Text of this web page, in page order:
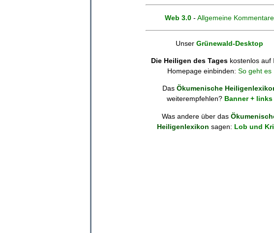
Web 3.0 - Allgemeine Kommentare
Unser Grünewald-Desktop
Die Heiligen des Tages kostenlos auf
Homepage einbinden: So geht es
Das Ökumenische
weiterempfehlen? Banner + links
Was andere über das
Heiligenlexikon sagen: Lob und